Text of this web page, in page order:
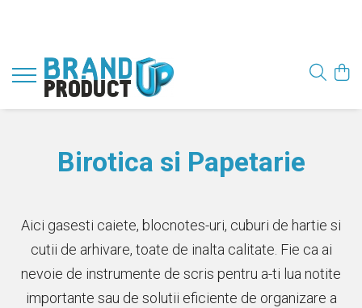
Birotica si Papetarie
Aici gasesti caiete, blocnotes-uri, cuburi de hartie si
cutii de arhivare, toate de inalta calitate. Fie ca ai
nevoie de instrumente de scris pentru a-ti lua notite
importante sau de solutii eficiente de organizare a